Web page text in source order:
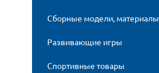
Сборные модели, материалы
Развивающие игры
Спортивные товары